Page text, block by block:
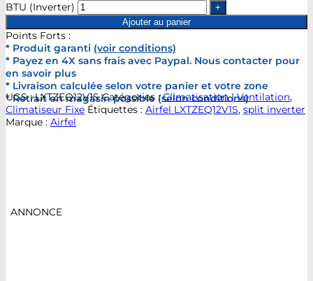
BTU (Inverter)
Ajouter au panier
Points Forts :
* Produit garanti (voir conditions)
* Payez en 4X sans frais avec Paypal. Nous contacter pour
en savoir plus
* Livraison calculée selon votre panier et votre zone
* Retrait en magasin possible (selon conditions)
UGS :LXTZEQ12V1S Catégories :Climatisation | Ventilation,
Climatiseur Fixe Étiquettes : Airfel LXTZEQ12V1S, split inverter
Marque : Airfel
ANNONCE